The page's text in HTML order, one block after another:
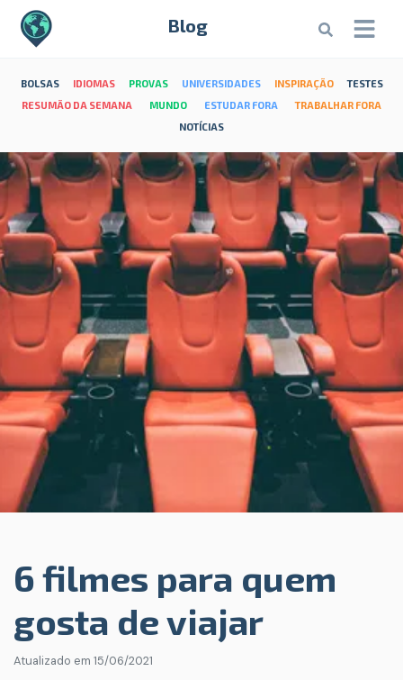
Blog
BOLSAS IDIOMAS PROVAS UNIVERSIDADES INSPIRAÇÃO
TESTES
RESUMÃO DA SEMANA
MUNDO ESTUDAR FORA
TRABALHAR FORA
NOTÍCIAS
6 filmes para quem
gosta de viajar
Atualizado em 15/06/2021